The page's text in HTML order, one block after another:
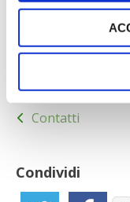
apparecchiature e
Navigazione
articoli
Contatti
Condividi